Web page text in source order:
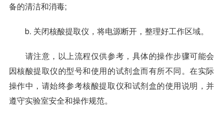
备的清洁和消毒;
b. 关闭核酸提取仪，将电源断开，整理好工作区域。
请注意，以上流程仅供参考，具体的操作步骤可能会
因核酸提取仪的型号和使用的试剂盒而有所不同。在实际
操作中，请始终参考核酸提取仪和试剂盒的使用说明，并
遵守实验室安全和操作规范。